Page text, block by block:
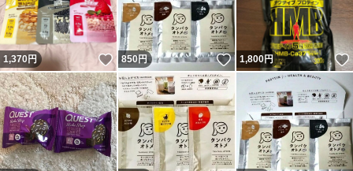
1,370円 いいね！
850円 いいね！
1,800円